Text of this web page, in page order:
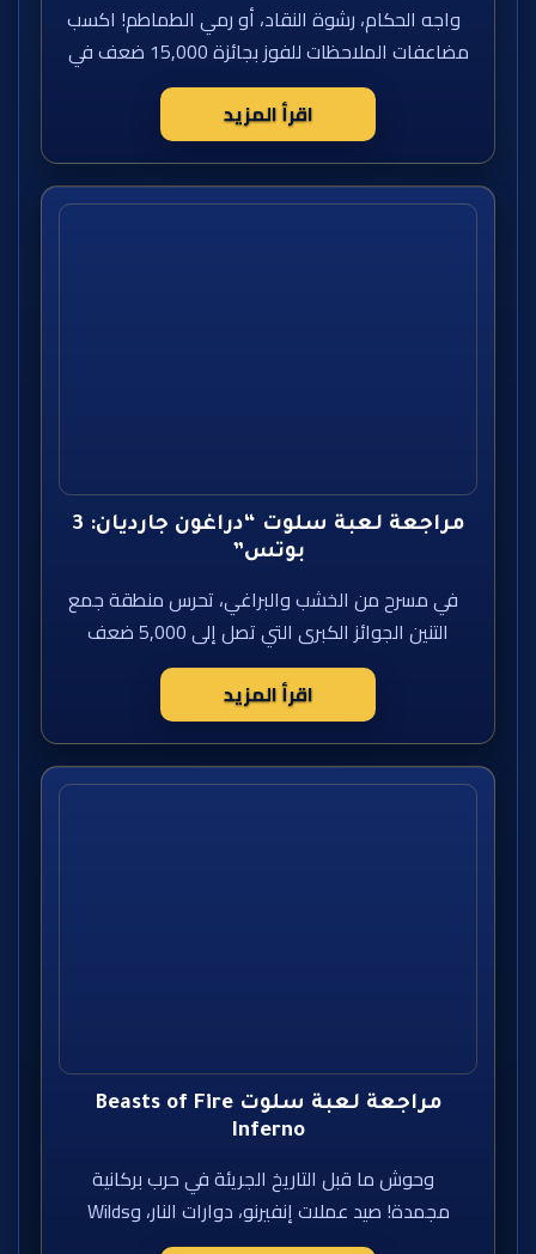
واجه الحكام، رشوة النقاد، أو رمي الطماطم! اكسب
مضاعفات الملاحظات للفوز بجائزة 15,000 ضعف في
اقرأ المزيد
مراجعة لعبة سلوت “دراغون جارديان: 3
بوتس”
في مسرح من الخشب والبراغي، تحرس منطقة جمع
التنين الجوائز الكبرى التي تصل إلى 5,000 ضعف
اقرأ المزيد
مراجعة لعبة سلوت Beasts of Fire
Inferno
وحوش ما قبل التاريخ الجريئة في حرب بركانية
مجمدة! صيد عملات إنفيرنو، دوارات النار، وWilds